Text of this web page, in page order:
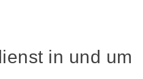
in und um